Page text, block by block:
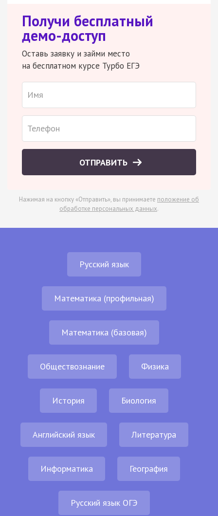
Получи бесплатный
демо-доступ
Оставь заявку и займи место
на бесплатном курсе Турбо ЕГЭ
ОТПРАВИТЬ
Нажимая на кнопку «Отправить», вы принимаете положение об
обработке персональных данных.
Русский язык
Математика (профильная)
Математика (базовая)
Обществознание Физика
История Биология
Английский язык Литература
Информатика География
Русский язык ОГЭ